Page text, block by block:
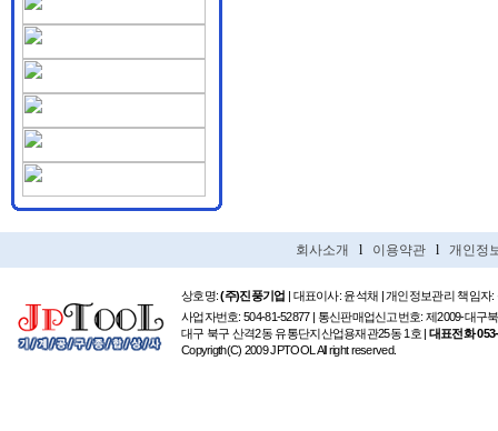
회사소개 l 이용약관 l 개인정
상호명:(주)진풍기업 | 대표이사: 윤석채 | 개인정보관리 책임자:
사업자번호: 504-81-52877 | 통신판매업신고번호: 제2009-대구
대구 북구 산격2동 유통단지산업용재관25동 1호 | 대표전화
Copyrigth(C) 2009 JPTOOL All right reserved.